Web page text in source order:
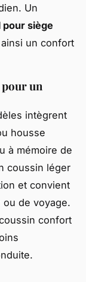
Un
siège
un confort
un
intègrent
housse
à mémoire de
coussin léger
et convient
de voyage.
confort